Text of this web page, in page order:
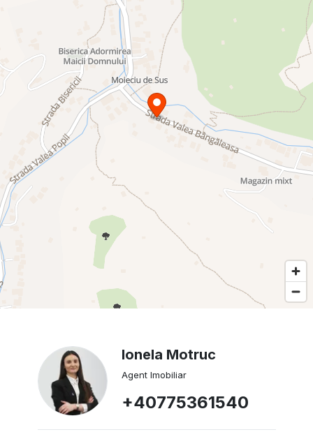
Ionela Motruc
Agent Imobiliar
+40775361540